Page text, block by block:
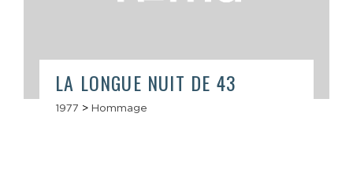
LA LONGUE NUIT DE 43
1977 > Hommage